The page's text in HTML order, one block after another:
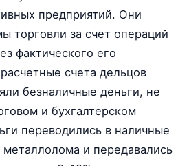
предприятий. Они
торговли за счет операций
фактического его
счета дельцов
безналичные деньги, не
и бухгалтерском
переводились в наличные
металлолома и передавались